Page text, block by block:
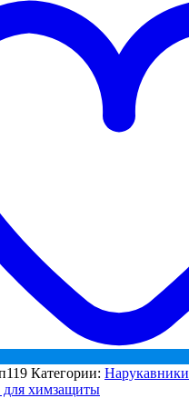
Категории: Нарукавники
химзащиты